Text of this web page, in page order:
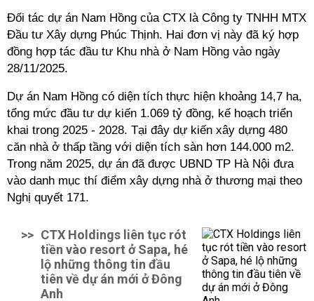
Đối tác dự án Nam Hồng của CTX là Công ty TNHH MTX
Đầu tư Xây dựng Phúc Thịnh. Hai đơn vị này đã ký hợp
đồng hợp tác đầu tư Khu nhà ở Nam Hồng vào ngày
28/11/2025.
Dự án Nam Hồng có diện tích thực hiện khoảng 14,7 ha,
tổng mức đầu tư dự kiến 1.069 tỷ đồng, kế hoạch triển
khai trong 2025 - 2028. Tại đây dự kiến xây dựng 480
căn nhà ở thấp tầng với diện tích sàn hơn 144.000 m2.
Trong năm 2025, dự án đã được UBND TP Hà Nội đưa
vào danh mục thí điểm xây dựng nhà ở thương mại theo
Nghị quyết 171.
>> CTX Holdings liên tục rót
tiền vào resort ở Sapa, hé
lộ những thông tin đầu
tiên về dự án mới ở Đông
Anh